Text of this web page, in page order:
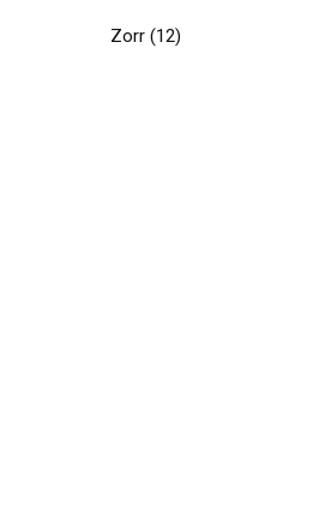
Zorr (12)